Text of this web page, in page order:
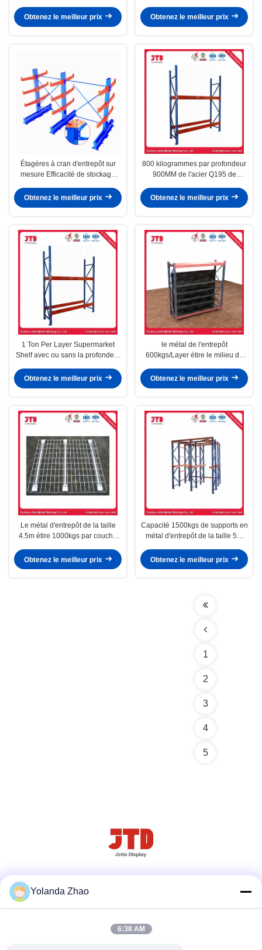
longueur 2000mm
Obtenez le meilleur prix
acier
Obtenez le meilleur prix
Étagères à cran d'entrepôt sur
mesure Efficacité de stockage
Obtenez le meilleur prix
800 kilogrammes par profondeur
900MM de l'acier Q195 de
couche saupoudrent enduit
Obtenez le meilleur prix
1 Ton Per Layer Supermarket
Shelf avec ou sans la profondeur
Obtenez le meilleur prix
le métal de l'entrepôt
600kgs/Layer étire le milieu de
Obtenez le meilleur prix
Le métal d'entrepôt de la taille
4.5m étire 1000kgs par couche
Obtenez le meilleur prix
Capacité 1500kgs de supports en
métal d'entrepôt de la taille 5m
Obtenez le meilleur prix
1
2
3
4
5
Yolanda Zhao
6:38 AM